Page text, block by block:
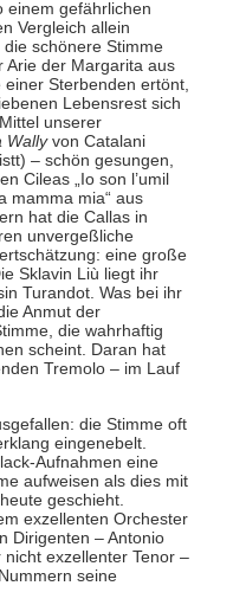
einem gefährlichen
Vergleich allein
schönere Stimme
Arie der Margarita aus
Sterbenden ertönt,
Lebensrest sich
unserer
Wallyvon Catalani
– schön gesungen,
Cileas „Io son l’umil
mamma mia“ aus
hat die Callas in
unvergeßliche
eine große
Sklavin Liù liegt ihr
Turandot. Was bei ihr
Anmut der
die wahrhaftig
scheint. Daran hat
Tremolo – im Lauf
die Stimme oft
eingenebelt.
Aufnahmen eine
aufweisen als dies mit
geschieht.
exzellenten Orchester
Dirigenten – Antonio
exzellenter Tenor –
seine